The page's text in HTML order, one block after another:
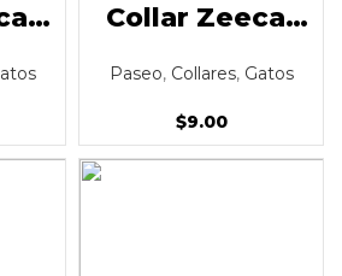
Collar Zeecat
Paseo, Collares, Gatos
$9.00